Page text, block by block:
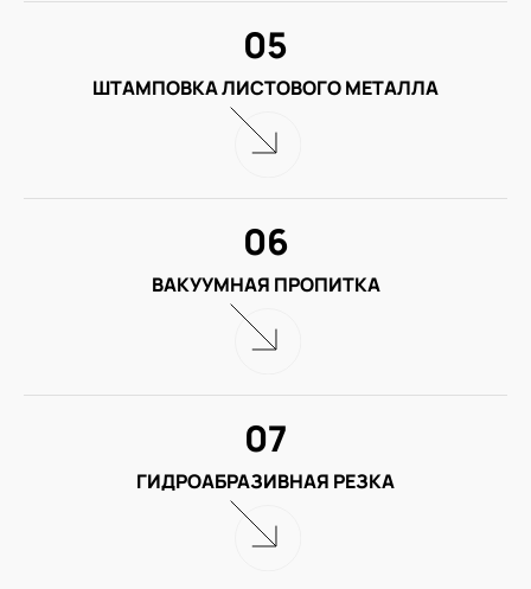
ШТАМПОВКА ЛИСТОВОГО МЕТАЛЛА
05
ВАКУУМНАЯ ПРОПИТКА
06
ГИДРОАБРАЗИВНАЯ РЕЗКА
07